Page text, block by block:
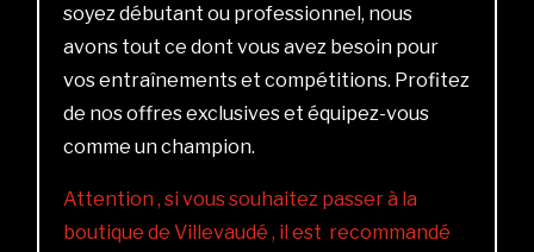
soyez débutant ou professionnel, nous
avons tout ce dont vous avez besoin pour
vos entraînements et compétitions. Profitez
de nos offres exclusives et équipez-vous
comme un champion.
Attention , si vous souhaitez passer à la
boutique de Villevaudé , il est recommandé